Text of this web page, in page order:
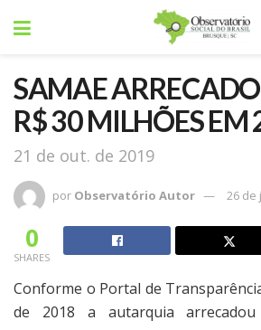
SAMAE
R$ 30 MILHÕES EM
21 de out. de 2019
por Observatório Autor 26 de
0
SHARES
Conforme o Portal de
de 2018 a autarquia arrecadou